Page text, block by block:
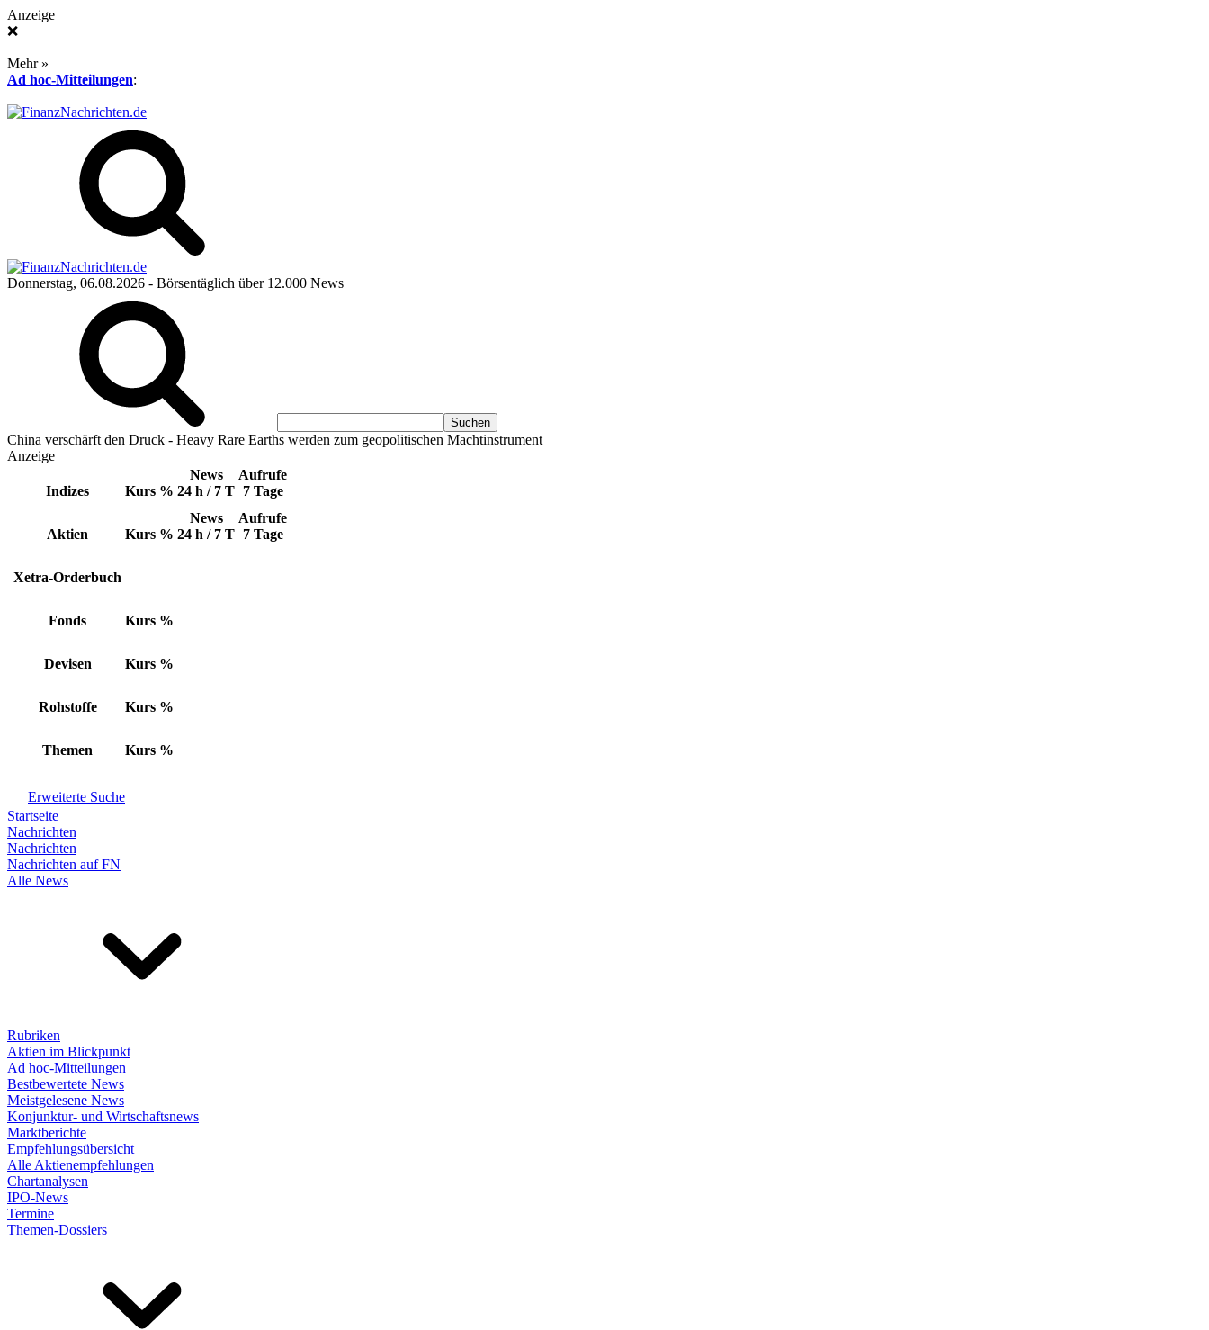
Anzeige
❌
Mehr »
Ad hoc-Mitteilungen:
Donnerstag, 06.08.2026 - Börsentäglich über 12.000 News
China verschärft den Druck - Heavy Rare Earths werden zum geopolitischen Machtinstrument
Anzeige
Indizes Kurs %
News
24 h / 7 T
Aufrufe
7 Tage
Aktien Kurs %
News
24 h / 7 T
Aufrufe
7 Tage
Xetra-Orderbuch
Fonds Kurs %
Devisen Kurs %
Rohstoffe Kurs %
Themen Kurs %
Erweiterte Suche
Startseite
Nachrichten
Nachrichten
Nachrichten auf FN
Alle News
Rubriken
Aktien im Blickpunkt
Ad hoc-Mitteilungen
Bestbewertete News
Meistgelesene News
Konjunktur- und Wirtschaftsnews
Marktberichte
Empfehlungsübersicht
Alle Aktienempfehlungen
Chartanalysen
IPO-News
Termine
Themen-Dossiers